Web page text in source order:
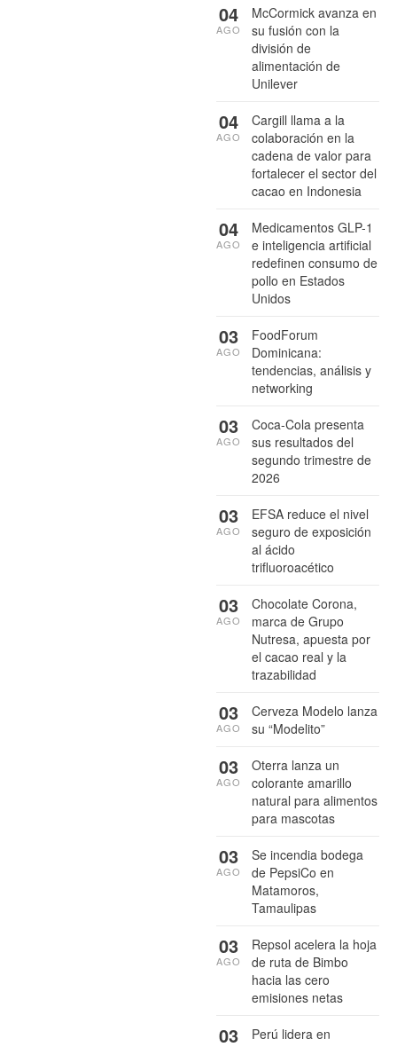
McCormick avanza en
su fusión con la
división de
alimentación de
Unilever
04
AGO
Cargill llama a la
colaboración en la
cadena de valor para
fortalecer el sector del
cacao en Indonesia
04
AGO
Medicamentos GLP-1
e inteligencia artificial
redefinen consumo de
pollo en Estados
Unidos
04
AGO
FoodForum
Dominicana:
tendencias, análisis y
networking
03
AGO
Coca-Cola presenta
sus resultados del
segundo trimestre de
2026
03
AGO
EFSA reduce el nivel
seguro de exposición
al ácido
trifluoroacético
03
AGO
Chocolate Corona,
marca de Grupo
Nutresa, apuesta por
el cacao real y la
trazabilidad
03
AGO
Cerveza Modelo lanza
su “Modelito”
03
AGO
Oterra lanza un
colorante amarillo
natural para alimentos
para mascotas
03
AGO
Se incendia bodega
de PepsiCo en
Matamoros,
Tamaulipas
03
AGO
Repsol acelera la hoja
de ruta de Bimbo
hacia las cero
emisiones netas
03
AGO
Perú lidera en
03